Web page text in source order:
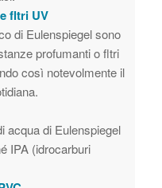
fltri UV
di Eulenspiegel sono
profumanti o fltri
così notevolmente il
acqua di Eulenspiegel
IPA (idrocarburi